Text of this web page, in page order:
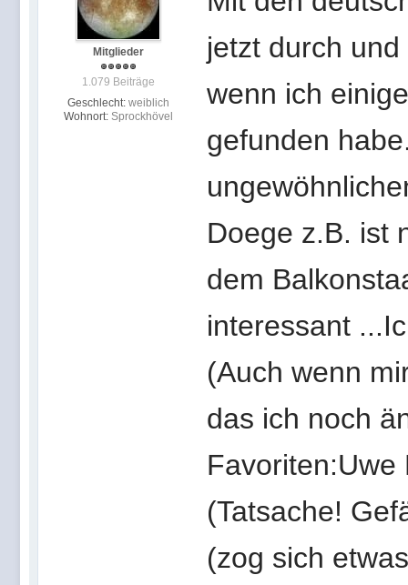
Mitglieder
1.079 Beiträge
Geschlecht: weiblich
Wohnort: Sprockhövel
jetzt durch
wenn ich
gefunden
Doege z.B. ist
dem
interessant
(Auch wenn
das ich noch
Favoriten:Uwe
(Tatsache!
(zog sich